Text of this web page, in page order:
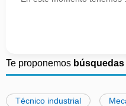
Te proponemos
Técnico industrial